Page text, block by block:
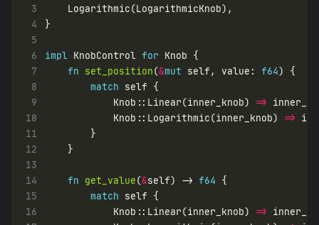
3
4
5
6
impl KnobControl for
7
fn set_position(&mut self, value: f64
8
match
9
            Knob::Linear(inner_knob)
=>
10
            Knob::Logarithmic(inner_knob)
=>
11
12
13
14
fn get_value(&self) -> f64
15
match
16
            Knob::Linear(inner_knob)
=>